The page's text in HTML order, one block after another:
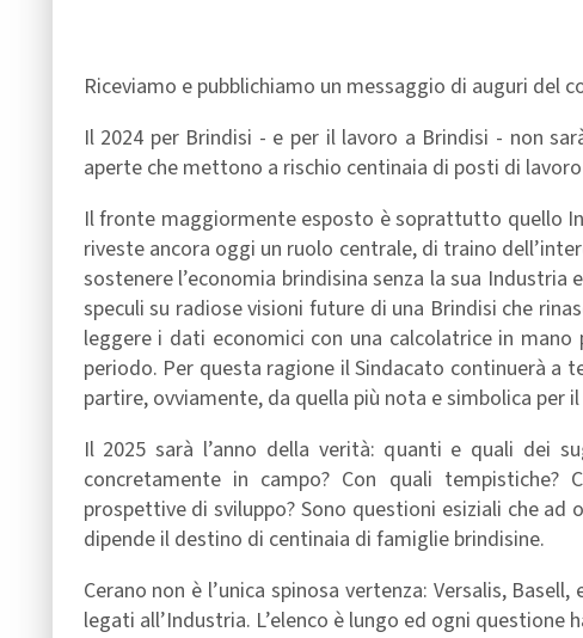
Riceviamo e pubblichiamo un messaggio di auguri del
Il 2024 per Brindisi - e per il lavoro a Brindisi - non
aperte che mettono a rischio centinaia di posti di
Il fronte maggiormente esposto è soprattutto quello
riveste ancora oggi un ruolo centrale, di traino
sostenere l’economia brindisina senza la sua
speculi su radiose visioni future di una Brindisi che
leggere i dati economici con una calcolatrice in
periodo. Per questa ragione il Sindacato continuerà a
partire, ovviamente, da quella più nota e simbolica per
Il 2025 sarà l’anno della verità: quanti e quali dei
concretamente in campo? Con quali
prospettive di sviluppo? Sono questioni esiziali che
dipende il destino di centinaia di famiglie brindisine.
Cerano non è l’unica spinosa vertenza: Versalis,
legati all’Industria. L’elenco è lungo ed ogni questione